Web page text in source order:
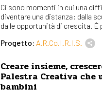
Ci sono momenti in cui una
diventare una distanza: dalla
dalle opportunità di crescita. È
Progetto: A.R.Co.I.R.I.S.
Creare insieme,
Palestra Creativa che
bambini